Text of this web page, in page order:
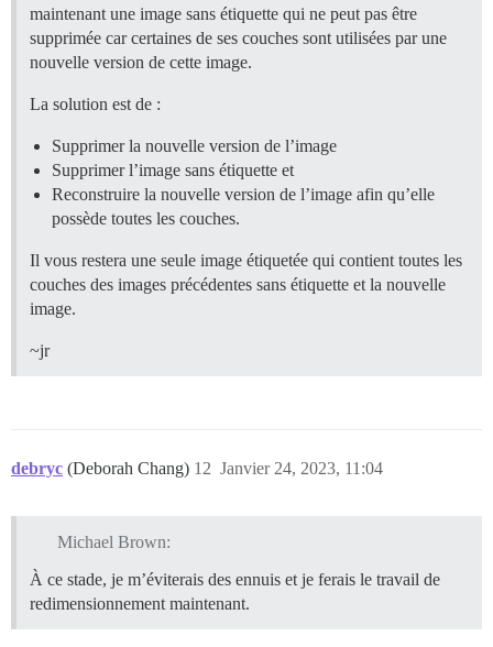
maintenant une image sans étiquette qui ne peut pas être
supprimée car certaines de ses couches sont utilisées par une
nouvelle version de cette image.
La solution est de :
Supprimer la nouvelle version de l’image
Supprimer l’image sans étiquette et
Reconstruire la nouvelle version de l’image afin qu’elle
possède toutes les couches.
Il vous restera une seule image étiquetée qui contient toutes les
couches des images précédentes sans étiquette et la nouvelle
image.
~jr
debryc (Deborah Chang) Janvier 24, 2023, 11:04
12
Michael Brown:
À ce stade, je m’éviterais des ennuis et je ferais le travail de
redimensionnement maintenant.